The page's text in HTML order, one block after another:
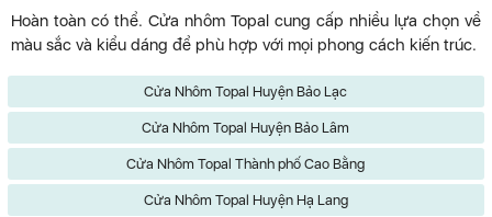
Hoàn toàn có thể. Cửa nhôm Topal cung cấp nhiều lựa chọn về
màu sắc và kiểu dáng để phù hợp với mọi phong cách kiến trúc.
Cửa Nhôm Topal Huyện Bảo Lạc
Cửa Nhôm Topal Huyện Bảo Lâm
Cửa Nhôm Topal Thành phố Cao Bằng
Cửa Nhôm Topal Huyện Hạ Lang